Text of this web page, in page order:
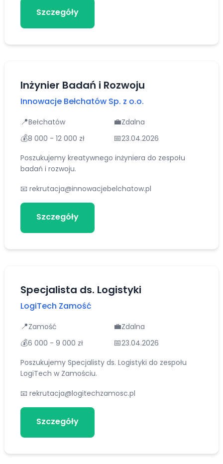
Szczegóły
Inżynier Badań i Rozwoju
Innowacje Bełchatów Sp. z o.o.
📍Bełchatów 💼Zdalna
💰8 000 - 12 000 zł 📅23.04.2026
Poszukujemy kreatywnego inżyniera do zespołu
badań i rozwoju.
📧 rekrutacja@innowacjebelchatow.pl
Szczegóły
Specjalista ds. Logistyki
LogiTech Zamość
📍Zamość 💼Zdalna
💰6 000 - 9 000 zł 📅23.04.2026
Poszukujemy Specjalisty ds. Logistyki do zespołu
LogiTech w Zamościu.
📧 rekrutacja@logitechzamosc.pl
Szczegóły